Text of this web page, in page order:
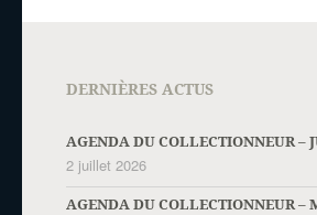
DERNIÈRES ACTUS
AGENDA DU COLLECTIONNEUR –
2 juillet 2026
AGENDA DU COLLECTIONNEUR –